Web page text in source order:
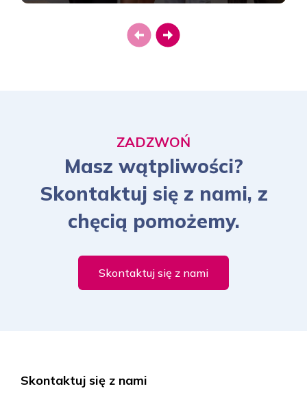
PreviousNext
ZADZWOŃ
Masz wątpliwości?
Skontaktuj się z nami, z
chęcią pomożemy.
Skontaktuj się z nami
Skontaktuj się z nami